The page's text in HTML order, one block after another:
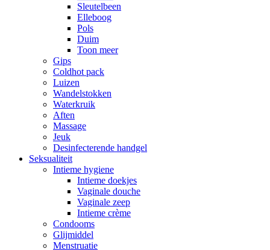
Sleutelbeen
Elleboog
Pols
Duim
Toon meer
Gips
Coldhot pack
Luizen
Wandelstokken
Waterkruik
Aften
Massage
Jeuk
Desinfecterende handgel
Seksualiteit
Intieme hygiene
Intieme doekjes
Vaginale douche
Vaginale zeep
Intieme crème
Condooms
Glijmiddel
Menstruatie